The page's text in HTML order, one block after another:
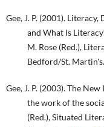
Gee, J. P. (2001).
and What Is
M. Rose (Red.),
Bedford/St. Martin's.
Gee, J. P. (2003). The
the work of the
(Red.), Situated